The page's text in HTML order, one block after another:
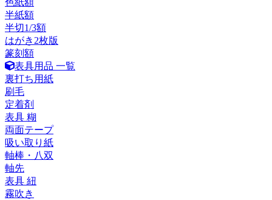
半紙額
半切1/3額
はがき2枚版
篆刻額
表具用品 一覧
裏打ち用紙
刷毛
定着剤
表具 糊
両面テープ
吸い取り紙
軸棒・八双
軸先
表具 紐
霧吹き